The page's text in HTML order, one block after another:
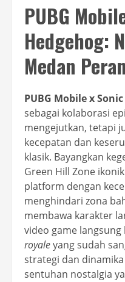
PUBG
Hedgehog:
Medan
PUBG Mobile x
sebagai kolaborasi
mengejutkan, tetapi
kecepatan dan
klasik. Bayangkan
Green Hill Zone
platform dengan
menghindari zona
membawa karakter
video game langsung
royaleyang sudah
strategi dan
sentuhan nostalgia